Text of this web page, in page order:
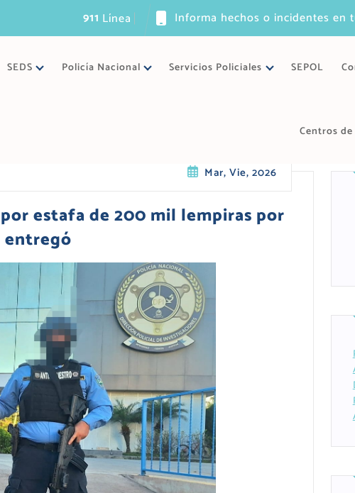
eaú nicad Informa hechos o incidentes en
SEDS Policía Nacional Servicios Policiales SEPOL
Centros
Mar, Vie, 2026
estafa de 200 mil lempiras por
entregó